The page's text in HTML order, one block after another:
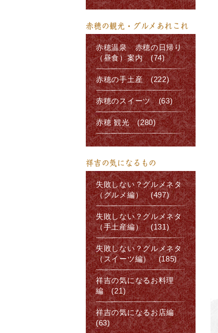
赤穂の観光・グルメあれこれ
赤穂温泉 赤穂の日帰り
（昼食）案内 (74)
赤穂の手土産 (222)
赤穂のスイーツ (63)
赤穂 観光 (280)
祥吉の気になるもの
失敗しない？グルメネタ
（グルメ編） (497)
失敗しない？グルメネタ
（手土産編） (131)
失敗しない？グルメネタ
（スイーツ編） (185)
祥吉の気になるお料理
編 (21)
祥吉の気になるお店編
(63)